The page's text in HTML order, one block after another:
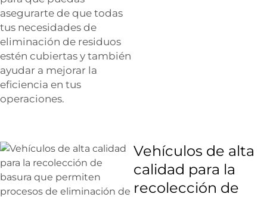
asegurarte de que todas
tus necesidades de
eliminación de residuos
estén cubiertas y también
ayudar a mejorar la
eficiencia en tus
operaciones.
Vehículos de alta
calidad para la
recolección de